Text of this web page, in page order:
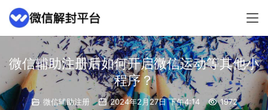
微信辅助注册后如何开启微信运动等其他小
程序？
微信辅助注册 2024年2月27日 下午4:14 1972